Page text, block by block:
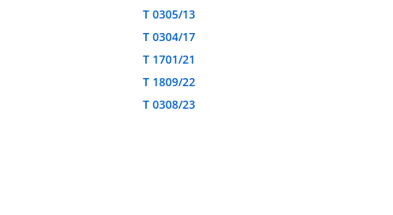
T 0305/13
T 0304/17
T 1701/21
T 1809/22
T 0308/23